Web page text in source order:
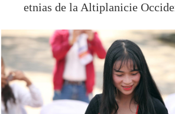
etnias de la Altiplanicie